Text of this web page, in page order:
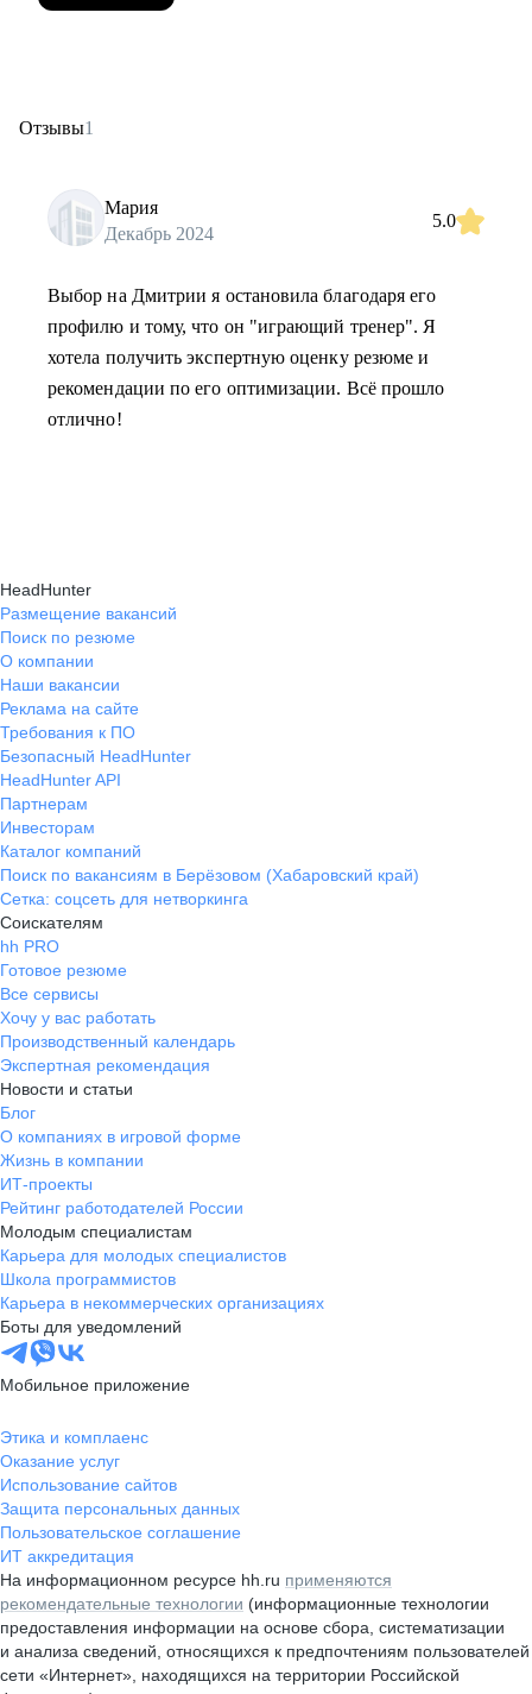
Отзывы1
Мария
Декабрь 2024
5.0
Выбор на Дмитрии я остановила благодаря его
профилю и тому, что он "играющий тренер". Я
хотела получить экспертную оценку резюме и
рекомендации по его оптимизации. Всё прошло
отлично!
HeadHunter
Размещение вакансий
Поиск по резюме
О компании
Наши вакансии
Реклама на сайте
Требования к ПО
Безопасный HeadHunter
HeadHunter API
Партнерам
Инвесторам
Каталог компаний
Поиск по вакансиям в Берёзовом (Хабаровский край)
Сетка: соцсеть для нетворкинга
Соискателям
hh PRO
Готовое резюме
Все сервисы
Хочу у вас работать
Производственный календарь
Экспертная рекомендация
Новости и статьи
Блог
О компаниях в игровой форме
Жизнь в компании
ИТ-проекты
Рейтинг работодателей России
Молодым специалистам
Карьера для молодых специалистов
Школа программистов
Карьера в некоммерческих организациях
Боты для уведомлений
Мобильное приложение
Этика и комплаенс
Оказание услуг
Использование сайтов
Защита персональных данных
Пользовательское соглашение
ИТ аккредитация
На информационном ресурсе hh.ru применяются
рекомендательные технологии (информационные технологии
предоставления информации на основе сбора, систематизации
и анализа сведений, относящихся к предпочтениям пользователей
сети «Интернет», находящихся на территории Российской